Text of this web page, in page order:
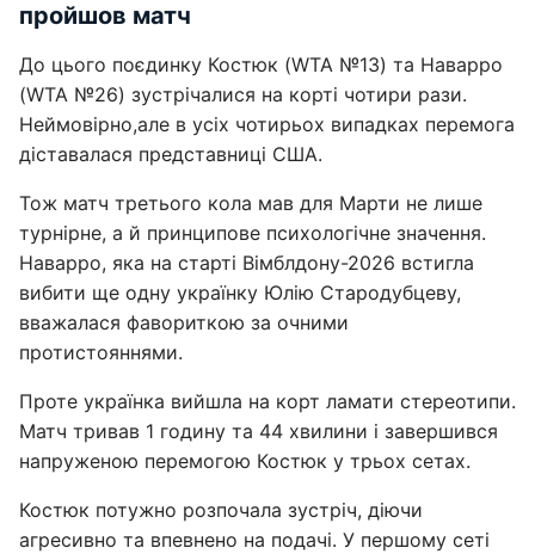
пройшов матч
До цього поєдинку Костюк (WTA №13) та Наварро
(WTA №26) зустрічалися на корті чотири рази.
Неймовірно,але в усіх чотирьох випадках перемога
діставалася представниці США.
Тож матч третього кола мав для Марти не лише
турнірне, а й принципове психологічне значення.
Наварро, яка на старті Вімблдону-2026 встигла
вибити ще одну українку Юлію Стародубцеву,
вважалася фавориткою за очними
протистояннями.
Проте українка вийшла на корт ламати стереотипи.
Матч тривав 1 годину та 44 хвилини і завершився
напруженою перемогою Костюк у трьох сетах.
Костюк потужно розпочала зустріч, діючи
агресивно та впевнено на подачі. У першому сеті